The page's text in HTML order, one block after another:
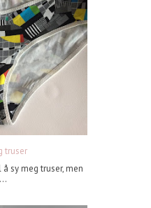
truser
sy meg truser, men